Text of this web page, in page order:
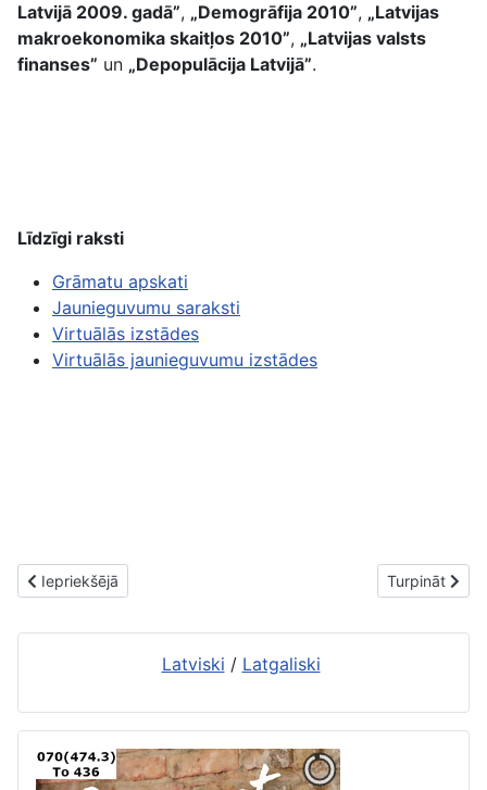
Latvijā 2009. gadā”, „Demogrāfija 2010”, „Latvijas
makroekonomika skaitļos 2010”, „Latvijas valsts
finanses” un „Depopulācija Latvijā”.
Līdzīgi raksti
Grāmatu apskati
Jaunieguvumu saraksti
Virtuālās izstādes
Virtuālās jaunieguvumu izstādes
Iepriekšējais raksts: Jaunās grāmatas. 1. aprīlis
Iepriekšējā Nākamais
Turpināt
Latviski / Latgaliski